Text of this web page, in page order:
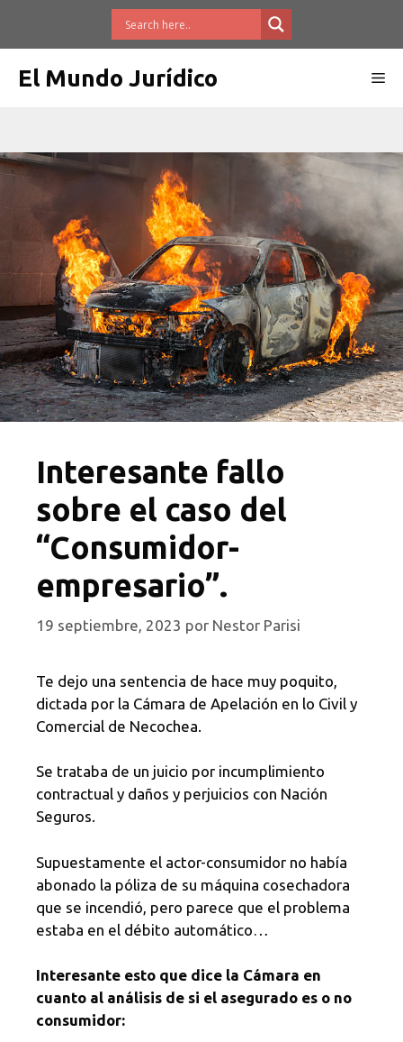
El Mundo Jurídico
Interesante fallo
sobre el caso del
“Consumidor-
empresario”.
19 septiembre, 2023 por Nestor Parisi
Te dejo una sentencia de hace muy poquito,
dictada por la Cámara de Apelación en lo Civil y
Comercial de Necochea.
Se trataba de un juicio por incumplimiento
contractual y daños y perjuicios con Nación
Seguros.
Supuestamente el actor-consumidor no había
abonado la póliza de su máquina cosechadora
que se incendió, pero parece que el problema
estaba en el débito automático…
Interesante esto que dice la Cámara en
cuanto al análisis de si el asegurado es o no
consumidor: